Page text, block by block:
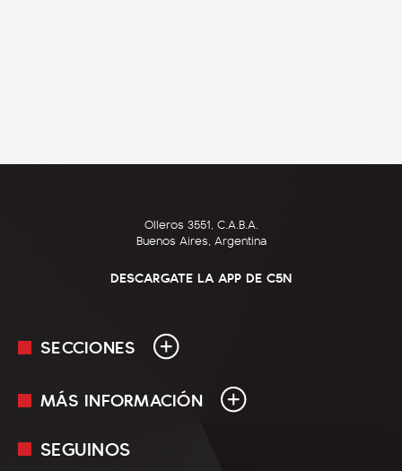
Olleros 3551, C.A.B.A.
Buenos Aires, Argentina
DESCARGATE LA APP DE C5N
SECCIONES
En Vivo
MÁS INFORMACIÓN
Mediakit
SEGUINOS